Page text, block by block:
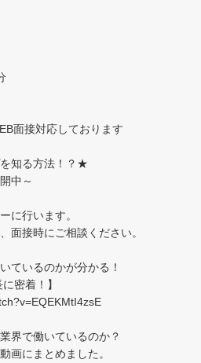
面接対応しております
知る方法！？★
中～
に行います。
面接時にご相談ください。
ているのかが分かる！
密着！】
界で働いているのか？
画にまとめました。